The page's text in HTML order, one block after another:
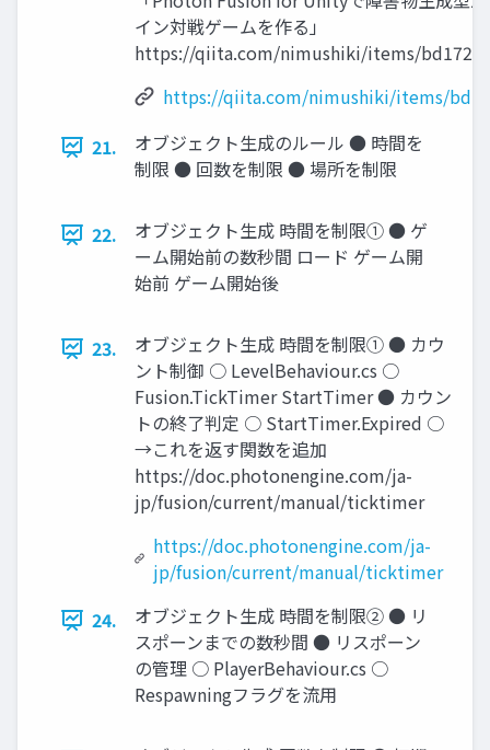
イン対戦ゲームを作る」
https://qiita.com/nimushiki/items/
https://qiita.com/nimushiki/items/
21.
オブジェクト生成のルール ● 時間を
制限 ● 回数を制限 ● 場所を制限
22.
オブジェクト生成 時間を制限① ● ゲ
ーム開始前の数秒間 ロード ゲーム開
始前 ゲーム開始後
23.
オブジェクト生成 時間を制限① ● カウ
ント制御 ○ LevelBehaviour.cs ○
Fusion.TickTimer StartTimer ● カウン
トの終了判定 ○ StartTimer.Expired ○
→これを返す関数を追加
https://doc.photonengine.com/ja-
jp/fusion/current/manual/ticktimer
https://doc.photonengine.com/ja-
jp/fusion/current/manual/ticktimer
24.
オブジェクト生成 時間を制限② ● リ
スポーンまでの数秒間 ● リスポーン
の管理 ○ PlayerBehaviour.cs ○
Respawningフラグを流用